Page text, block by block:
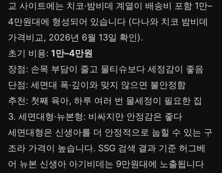
교 사이트에는 치코·밤비데 계열이 배송비 포함 1만–
4만원대에 형성되어 있습니다 (다나와 치코 밤비데
가격비교, 2026년 6월 13일 확인).
초기 비용: 1만–4만원
장점: 손목 부담이 줄고 물티슈보다 세정감이 좋음
단점: 세면대 폭·깊이와 맞지 않으면 불안정함
추천: 첫째 육아, 하루 여러 번 물세정이 필요한 집
3. 세면대형·뉴본형: 비싸지만 안정감은 좋다
세면대형은 신생아를 더 안정적으로 눕힐 수 있는 구
조라 가격이 높습니다. SSG 검색 결과 기준 허그베
어 뉴본 신생아 아기비데는 9만원대에 노출됩니다